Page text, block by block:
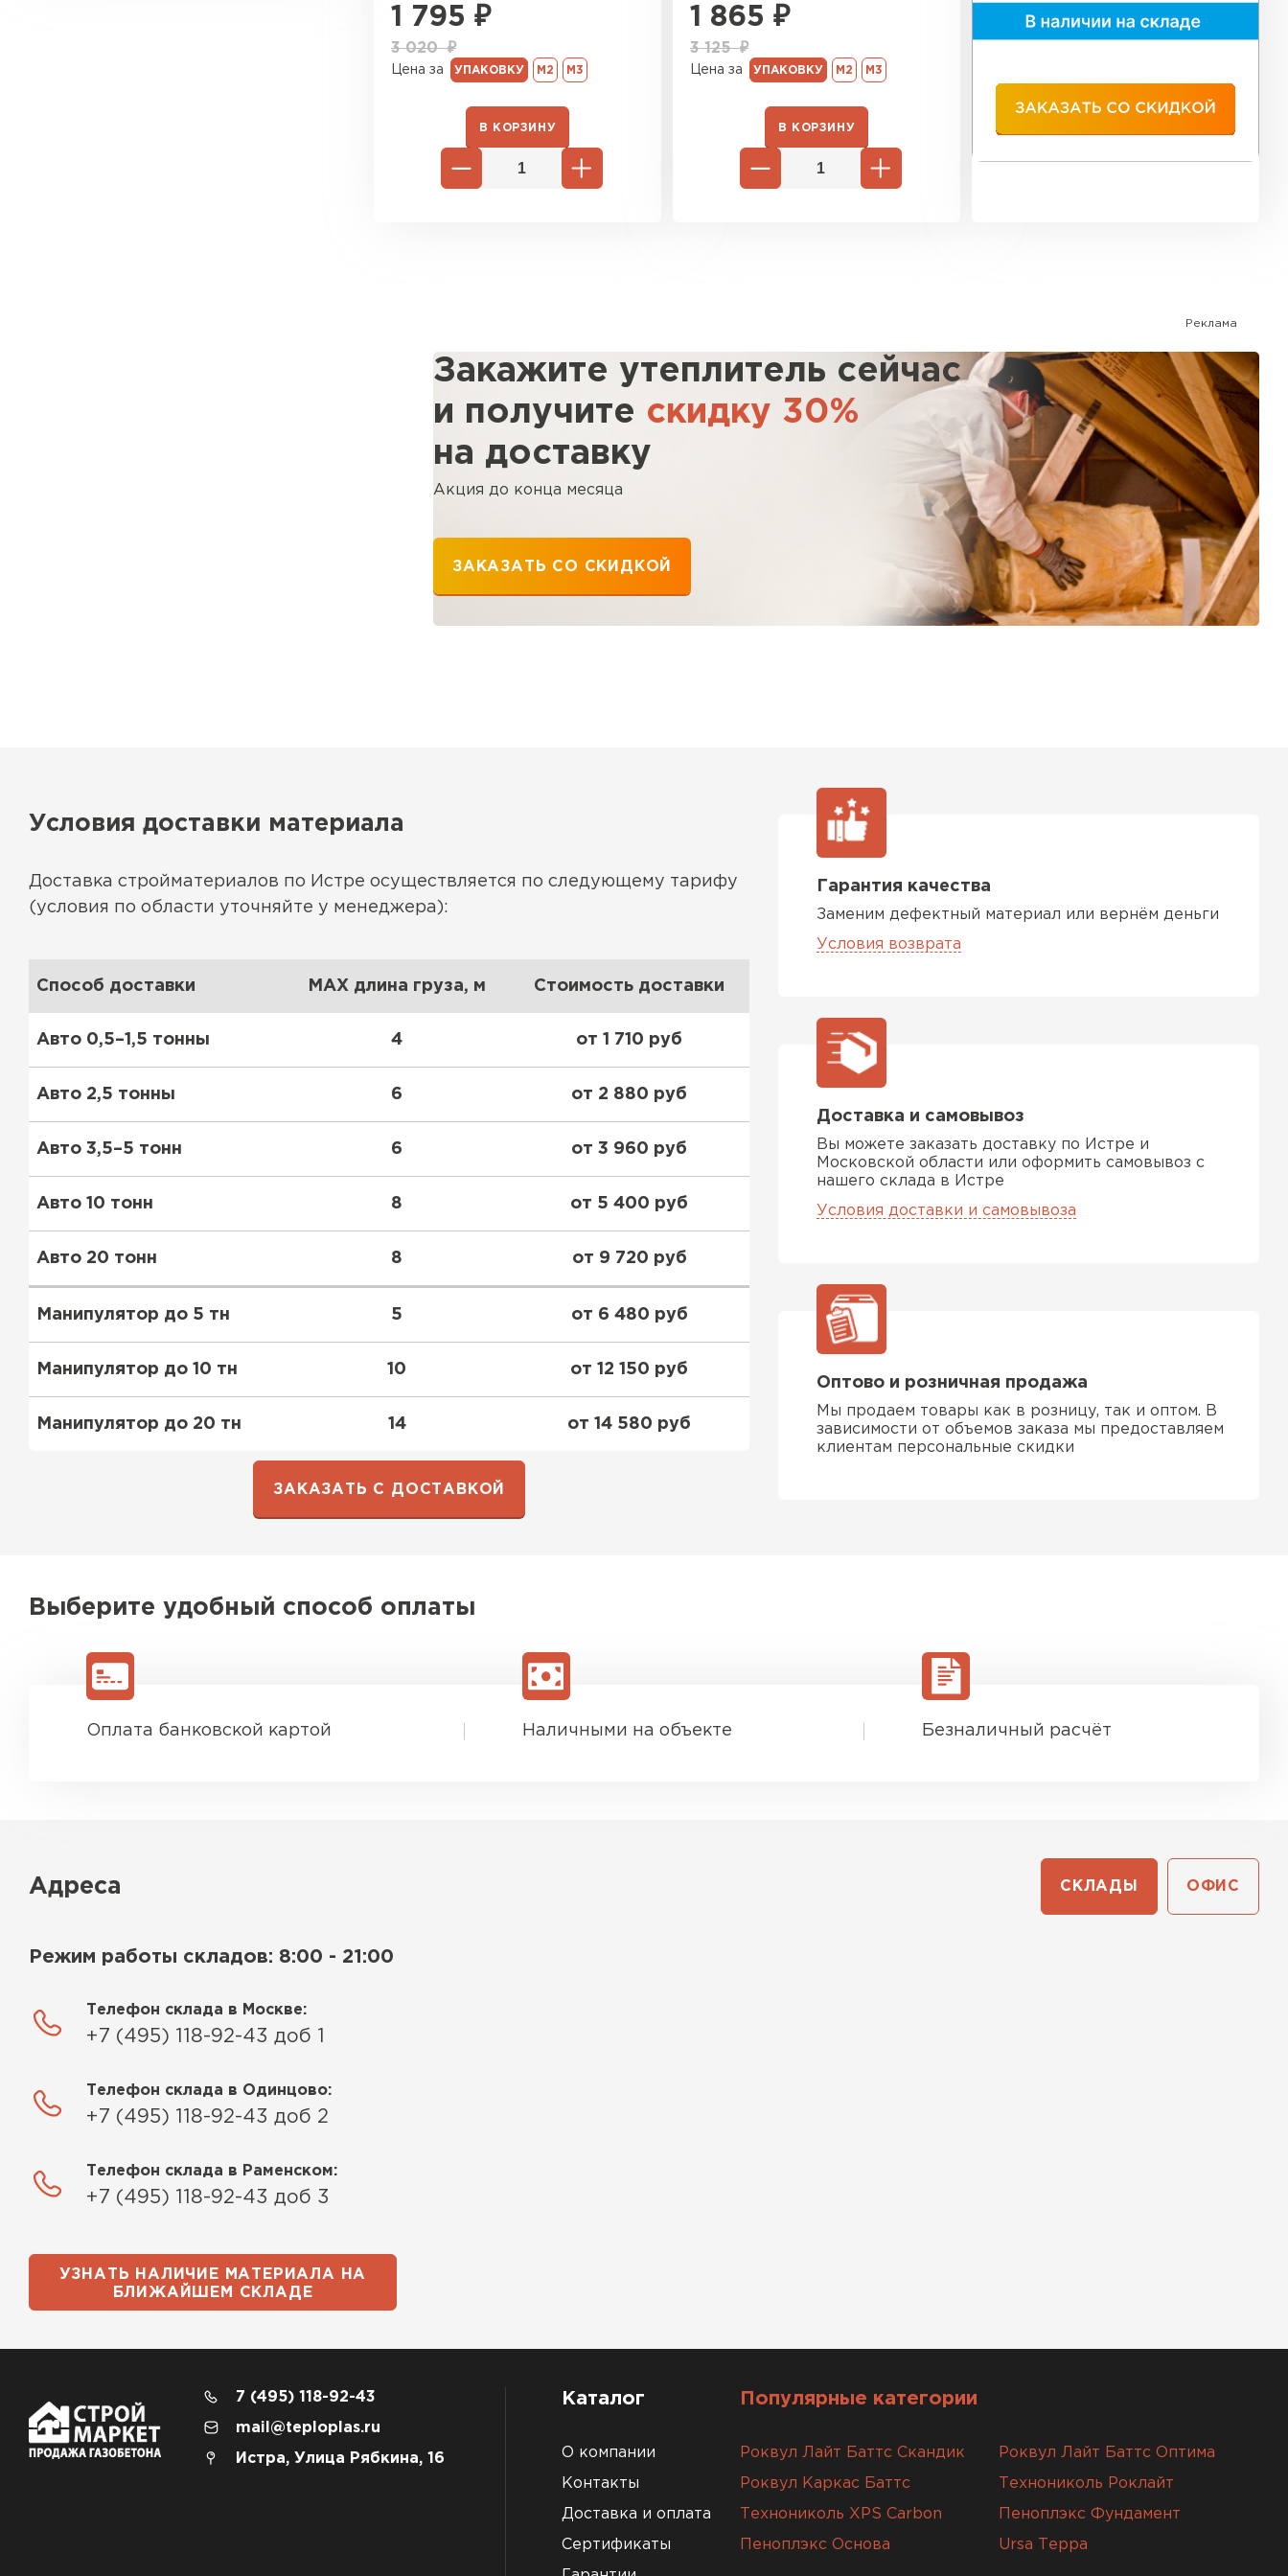
1 795 ₽
3 020₽
Цена за УПАКОВКУ М2 М3
В КОРЗИНУ
1 865 ₽
3 125₽
Цена за УПАКОВКУ М2 М3
В КОРЗИНУ
Реклама
Закажите утеплитель сейчас
и получите скидку 30%
на доставку
Акция до конца месяца
ЗАКАЗАТЬ СО СКИДКОЙ
Условия доставки материала
Доставка стройматериалов по Истре осуществляется по следующему тарифу
(условия по области уточняйте у менеджера):
Способ доставки MAX длина груза, м Стоимость доставки
Авто 0,5–1,5 тонны 4 от 1 710 руб
Авто 2,5 тонны 6 от 2 880 руб
Авто 3,5–5 тонн 6 от 3 960 руб
Авто 10 тонн 8 от 5 400 руб
Авто 20 тонн 8 от 9 720 руб
Манипулятор до 5 тн 5 от 6 480 руб
Манипулятор до 10 тн 10 от 12 150 руб
Манипулятор до 20 тн 14 от 14 580 руб
ЗАКАЗАТЬ С ДОСТАВКОЙ
Гарантия качества
Заменим дефектный материал или вернём деньги
Условия возврата
Доставка и самовывоз
Вы можете заказать доставку по Истре и
Московской области или оформить самовывоз с
нашего склада в Истре
Условия доставки и самовывоза
Оптово и розничная продажа
Мы продаем товары как в розницу, так и оптом. В
зависимости от объемов заказа мы предоставляем
клиентам персональные скидки
Выберите удобный способ оплаты
Оплата банковской картой Наличными на объекте Безналичный расчёт
Адреса СКЛАДЫ ОФИС
Режим работы складов: 8:00 - 21:00
Телефон склада в Москве:
+7 (495) 118-92-43 доб 1
Телефон склада в Одинцово:
+7 (495) 118-92-43 доб 2
Телефон склада в Раменском:
+7 (495) 118-92-43 доб 3
УЗНАТЬ НАЛИЧИЕ МАТЕРИАЛА НА
БЛИЖАЙШЕМ СКЛАДЕ
7 (495) 118-92-43
mail@teploplas.ru
Истра, Улица Рябкина, 16
Каталог
О компании
Контакты
Доставка и оплата
Сертификаты
Популярные категории
Роквул Лайт Баттс Скандик Роквул Лайт Баттс Оптима
Роквул Каркас Баттс Технониколь Роклайт
Технониколь XPS Carbon Пеноплэкс Фундамент
Пеноплэкс Основа Ursa Терра
Утеплитель Тимплэкс
ПЕРЕЙТИ
ПЕРЕЙТИ
Рулонная кровля Брит
ПЕРЕЙТИ
Утеплитель Технониколь Утеплитель Ursa
ПЕРЕЙТИ
Утеплитель Юматекс Термо
ПЕРЕЙТИ
Сэндвич-панели
ПЕРЕЙТИ ПЕРЕЙТИ
ВСЕ ПРОИЗВОДИТЕЛИ
Утеплитель Тимплэкс